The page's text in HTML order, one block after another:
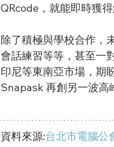
QRcode，就能即時獲得
除了積極與學校合作，
會話練習等等，甚至一
印尼等東南亞市場，期
Snapask
資料來源:台北市電腦公